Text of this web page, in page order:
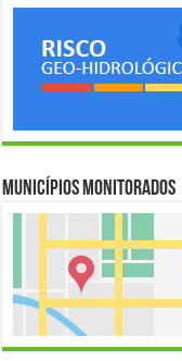
Municípios Monitorados